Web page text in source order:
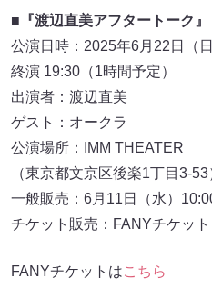
■『渡辺直美アフタートーク』
公演日時：2025年6月22日（
終演 19:30（1時間予定）
出演者：渡辺直美
ゲスト：オークラ
公演場所：IMM THEATER
（東京都文京区後楽1丁目3-53
一般販売：6月11日（水）
チケット販売：FANYチケット
FANYチケットはこちら